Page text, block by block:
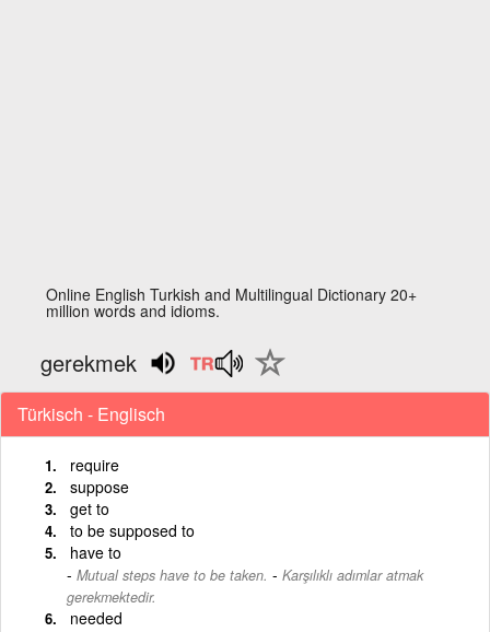
Online English Turkish and Multilingual Dictionary 20+
million words and idioms.
gerekmek
Türkisch - Englisch
require
suppose
get to
to be supposed to
have to
Mutual steps have to be taken. - Karşılıklı adımlar atmak
gerekmektedir.
needed